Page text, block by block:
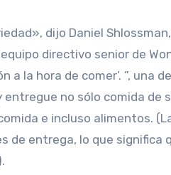
dijo Daniel
directivo senior de
a la hora de comer’. ”, una
entregue no sólo comida
e incluso alimentos.
de entrega, lo que significa